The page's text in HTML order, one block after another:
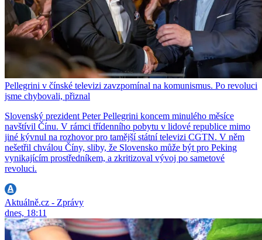
Pellegrini v čínské televizi zavzpomínal na komunismus. Po revoluci
jsme chybovali, přiznal
Slovenský prezident Peter Pellegrini koncem minulého měsíce
navštívil Čínu. V rámci třídenního pobytu v lidové republice mimo
jiné kývnul na rozhovor pro tamější státní televizi CGTN. V něm
nešetřil chválou Číny, sliby, že Slovensko může být pro Peking
vynikajícím prostředníkem, a zkritizoval vývoj po sametové
revoluci.
Aktuálně.cz - Zprávy
dnes, 18:11